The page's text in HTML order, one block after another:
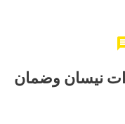
نيسان وضمان